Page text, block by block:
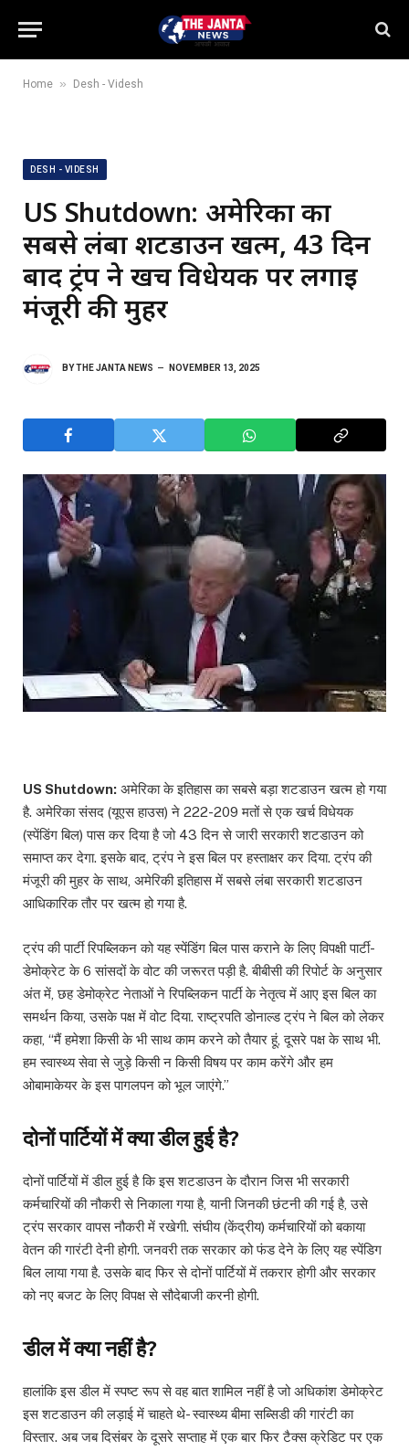
Home » Desh - Videsh
DESH - VIDESH
US Shutdown: अमेरिका का
सबसे लंबा शटडाउन खत्म, 43 दिन
बाद ट्रंप ने खर्च विधेयक पर लगाई
मंजूरी की मुहर
BYTHE JANTA NEWS NOVEMBER 13, 2025
US Shutdown: अमेरिका के इतिहास का सबसे बड़ा शटडाउन खत्म हो गया
है. अमेरिका संसद (यूएस हाउस) ने 222-209 मतों से एक खर्च विधेयक
(स्पेंडिंग बिल) पास कर दिया है जो 43 दिन से जारी सरकारी शटडाउन को
समाप्त कर देगा. इसके बाद, ट्रंप ने इस बिल पर हस्ताक्षर कर दिया. ट्रंप की
मंजूरी की मुहर के साथ, अमेरिकी इतिहास में सबसे लंबा सरकारी शटडाउन
आधिकारिक तौर पर खत्म हो गया है.
ट्रंप की पार्टी रिपब्लिकन को यह स्पेंडिंग बिल पास कराने के लिए विपक्षी पार्टी-
डेमोक्रेट के 6 सांसदों के वोट की जरूरत पड़ी है. बीबीसी की रिपोर्ट के अनुसार
अंत में, छह डेमोक्रेट नेताओं ने रिपब्लिकन पार्टी के नेतृत्व में आए इस बिल का
समर्थन किया, उसके पक्ष में वोट दिया. राष्ट्रपति डोनाल्ड ट्रंप ने बिल को लेकर
कहा, “मैं हमेशा किसी के भी साथ काम करने को तैयार हूं, दूसरे पक्ष के साथ भी.
हम स्वास्थ्य सेवा से जुड़े किसी न किसी विषय पर काम करेंगे और हम
ओबामाकेयर के इस पागलपन को भूल जाएंगे.”
दोनों पार्टियों में क्या डील हुई है?
दोनों पार्टियों में डील हुई है कि इस शटडाउन के दौरान जिस भी सरकारी
कर्मचारियों की नौकरी से निकाला गया है, यानी जिनकी छंटनी की गई है, उसे
ट्रंप सरकार वापस नौकरी में रखेगी. संघीय (केंद्रीय) कर्मचारियों को बकाया
वेतन की गारंटी देनी होगी. जनवरी तक सरकार को फंड देने के लिए यह स्पेंडिग
बिल लाया गया है. उसके बाद फिर से दोनों पार्टियों में तकरार होगी और सरकार
को नए बजट के लिए विपक्ष से सौदेबाजी करनी होगी.
डील में क्या नहीं है?
हालांकि इस डील में स्पष्ट रूप से वह बात शामिल नहीं है जो अधिकांश डेमोक्रेट
इस शटडाउन की लड़ाई में चाहते थे- स्वास्थ्य बीमा सब्सिडी की गारंटी का
विस्तार. अब जब दिसंबर के दूसरे सप्ताह में एक बार फिर टैक्स क्रेडिट पर एक